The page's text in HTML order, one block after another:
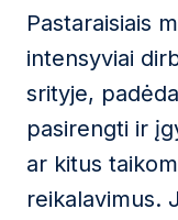
Pastaraisiais
intensyviai
srityje,
pasirengti ir
ar kitus
reikalavimus.